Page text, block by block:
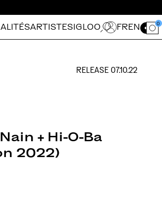
ARTISTES IGLOO
Ouvrir le
FR EN 0
RELEASE 07.10.22
+ Hi-O-Ba
2022)